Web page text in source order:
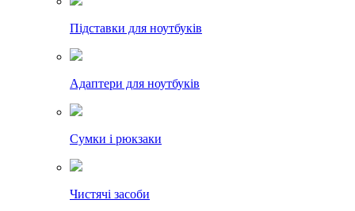
Підставки для ноутбуків
Адаптери для ноутбуків
Сумки і рюкзаки
Чистячі засоби